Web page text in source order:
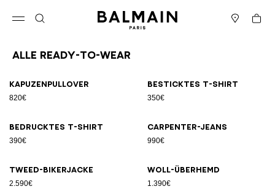
Alle Ready-to-Wear
Kapuzenpullover
820€
Besticktes T-Shirt
350€
Bedrucktes T-Shirt
390€
Carpenter-Jeans
990€
Tweed-Bikerjacke
2.590€
Woll-Überhemd
1.390€